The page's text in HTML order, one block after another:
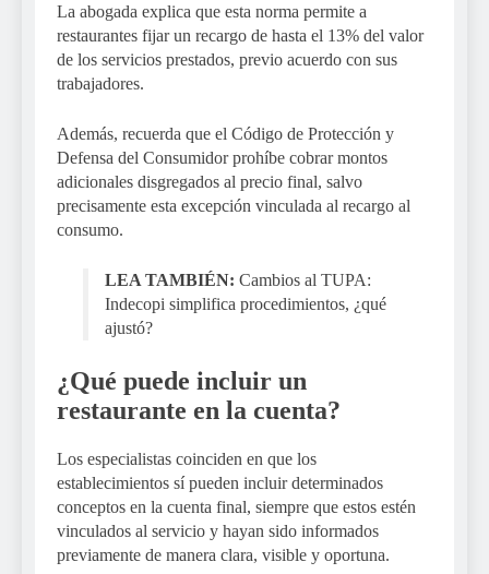
La abogada explica que esta norma permite a
restaurantes fijar un recargo de hasta el 13% del valor
de los servicios prestados, previo acuerdo con sus
trabajadores.
Además, recuerda que el Código de Protección y
Defensa del Consumidor prohíbe cobrar montos
adicionales disgregados al precio final, salvo
precisamente esta excepción vinculada al recargo al
consumo.
LEA TAMBIÉN: Cambios al TUPA:
Indecopi simplifica procedimientos, ¿qué
ajustó?
¿Qué puede incluir un
restaurante en la cuenta?
Los especialistas coinciden en que los
establecimientos sí pueden incluir determinados
conceptos en la cuenta final, siempre que estos estén
vinculados al servicio y hayan sido informados
previamente de manera clara, visible y oportuna.